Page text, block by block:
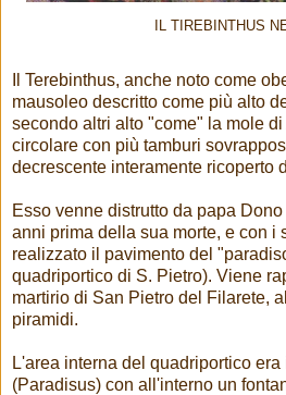
IL TIREBINTHUS
Il Terebinthus, anche noto come
mausoleo descritto come più alto
secondo altri alto "come" la mole
circolare con più tamburi
decrescente interamente ricoperto
Esso venne distrutto da papa
anni prima della sua morte, e con i
realizzato il pavimento del
quadriportico di S. Pietro). Viene
martirio di San Pietro del Filarete,
piramidi.
L'area interna del quadriportico
(Paradisus) con all'interno un